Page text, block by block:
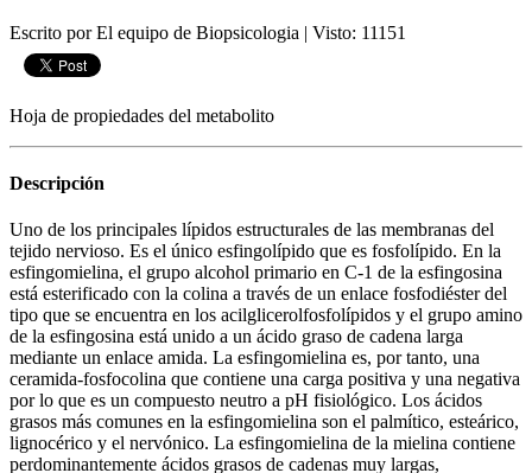
Escrito por El equipo de Biopsicologia | Visto: 11151
Hoja de propiedades del metabolito
Descripción
Uno de los principales lípidos estructurales de las membranas del
tejido nervioso. Es el único esfingolípido que es fosfolípido. En la
esfingomielina, el grupo alcohol primario en C-1 de la esfingosina
está esterificado con la colina a través de un enlace fosfodiéster del
tipo que se encuentra en los acilglicerolfosfolípidos y el grupo amino
de la esfingosina está unido a un ácido graso de cadena larga
mediante un enlace amida. La esfingomielina es, por tanto, una
ceramida-fosfocolina que contiene una carga positiva y una negativa
por lo que es un compuesto neutro a pH fisiológico. Los ácidos
grasos más comunes en la esfingomielina son el palmítico, esteárico,
lignocérico y el nervónico. La esfingomielina de la mielina contiene
perdominantemente ácidos grasos de cadenas muy largas,